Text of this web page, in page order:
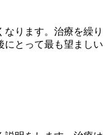
ります。治療を繰り
にとって最も望ましい